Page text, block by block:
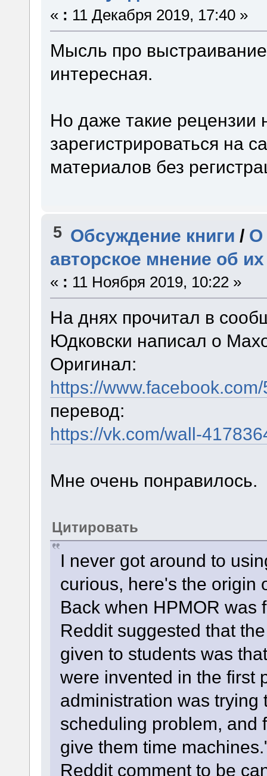
« : 11 Декабря 2019, 17:40 »
Мысль про
интересная.
Но даже такие рецензии
зарегистрироваться на
материалов без
5 Обсуждение книги / О
авторское мнение об
« : 11 Ноября 2019, 10:22 »
На днях прочитал в
Юдковски написал о
Оригинал:
https://
перевод:
https://vk.com/wall-
Мне очень понравилось.
Цитировать
I never got around to
curious, here's the origin
Back when HPMOR was
Reddit suggested that
given to students was
were invented in the first
administration was
scheduling problem, and
give them time
Reddit comment to be